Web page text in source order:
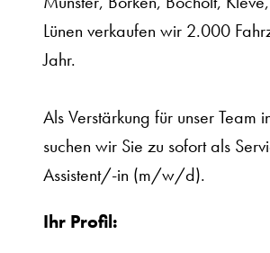
Lünen verkaufen wir 2.000
Jahr.
Als Verstärkung für unser Team
suchen wir Sie zu sofort als
Assistent/-in (m/w/d).
Ihr Profil: